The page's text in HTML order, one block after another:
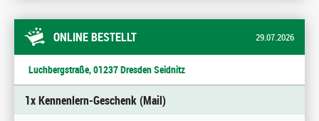
ONLINE BESTELLT 29.07.2026
Luchbergstraße, 01237 Dresden Seidnitz
1x Kennenlern-Geschenk (Mail)